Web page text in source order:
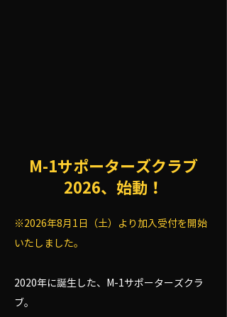
M-1サポーターズクラブ
2026、始動！
※2026年8月1日（土）より加入受付を開始
いたしました。
2020年に誕生した、M-1サポーターズクラ
ブ。